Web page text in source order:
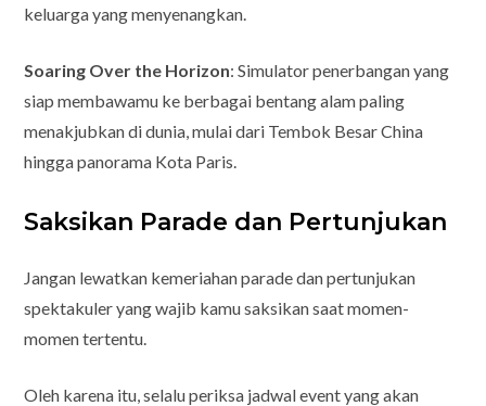
keluarga yang menyenangkan.
Soaring Over the Horizon: Simulator penerbangan yang
siap membawamu ke berbagai bentang alam paling
menakjubkan di dunia, mulai dari Tembok Besar China
hingga panorama Kota Paris.
Saksikan Parade dan Pertunjukan
Jangan lewatkan kemeriahan parade dan pertunjukan
spektakuler yang wajib kamu saksikan saat momen-
momen tertentu.
Oleh karena itu, selalu periksa jadwal event yang akan